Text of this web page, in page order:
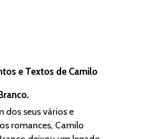
e Textos de Camilo
dos seus vários e
romances, Camilo